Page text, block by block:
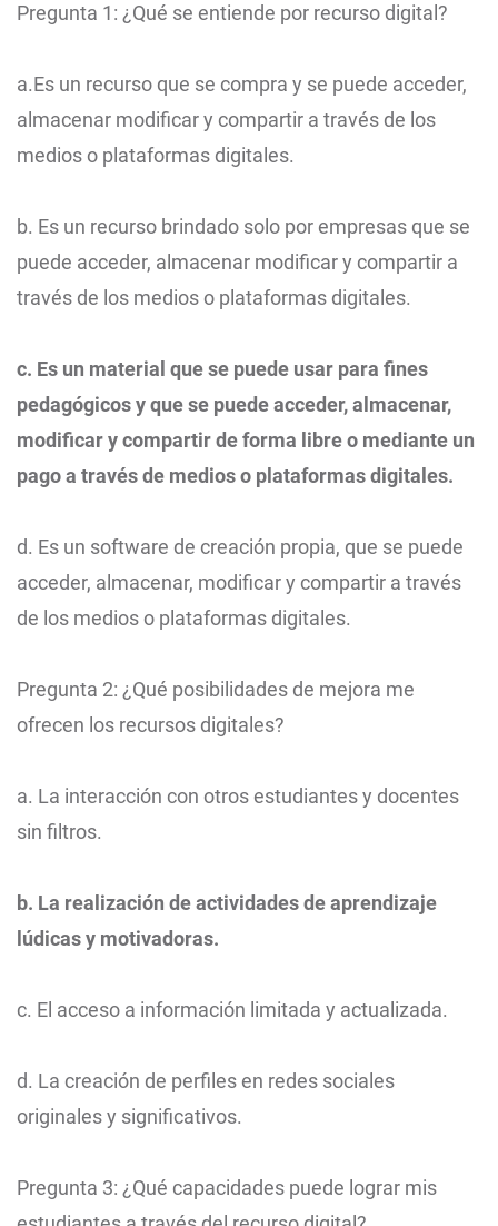
Pregunta 1: ¿Qué se entiende por recurso digital?
a.Es un recurso que se compra y se puede acceder,
almacenar modificar y compartir a través de los
medios o plataformas digitales.
b. Es un recurso brindado solo por empresas que se
puede acceder, almacenar modificar y compartir a
través de los medios o plataformas digitales.
c. Es un material que se puede usar para fines
pedagógicos y que se puede acceder, almacenar,
modificar y compartir de forma libre o mediante un
pago a través de medios o plataformas digitales.
d. Es un software de creación propia, que se puede
acceder, almacenar, modificar y compartir a través
de los medios o plataformas digitales.
Pregunta 2: ¿Qué posibilidades de mejora me
ofrecen los recursos digitales?
a. La interacción con otros estudiantes y docentes
sin filtros.
b. La realización de actividades de aprendizaje
lúdicas y motivadoras.
c. El acceso a información limitada y actualizada.
d. La creación de perfiles en redes sociales
originales y significativos.
Pregunta 3: ¿Qué capacidades puede lograr mis